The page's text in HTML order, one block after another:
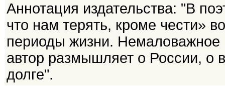
Аннотация издательства: "В
что нам терять, кроме чести»
периоды жизни. Немаловажное
автор размышляет о России, о
долге".